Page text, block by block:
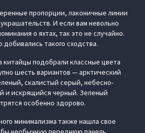
пропорции, лаконичные линии
И если вам невольно
о яхтах, так это не случайно.
такого сходства.
китайцы подобрали классные цвета
шесть вариантов — арктический
скалистый серый, небесно-
и искрящийся черный. Зеленый
особенно здорово.
минимализма также нашла свое